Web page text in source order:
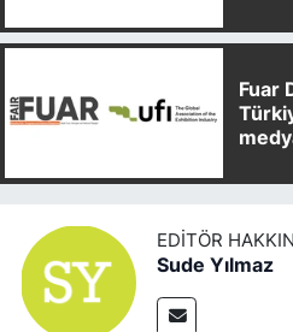
Fuar
EDITÖR
Sude Yılmaz